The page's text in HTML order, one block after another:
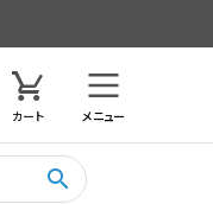
カート メニュー
search